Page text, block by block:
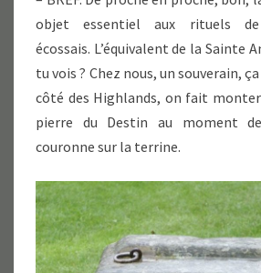
objet essentiel aux rituels de
écossais. L’équivalent de la Sainte
tu vois ? Chez nous, un souverain,
côté des Highlands, on fait
pierre du Destin au moment
couronne sur la terrine.